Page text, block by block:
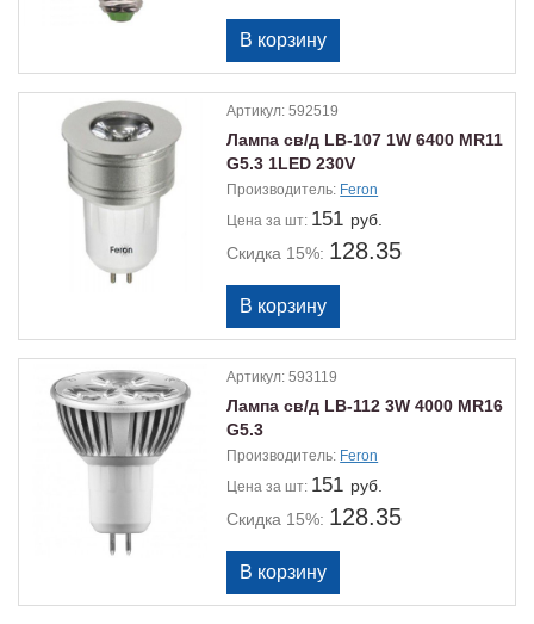
Артикул:592519
Лампа св/д LB-107 1W 6400 MR11
G5.3 1LED 230V
Производитель: Feron
Цена за шт: 151 руб.
Скидка 15%: 128.35
Артикул:593119
Лампа св/д LB-112 3W 4000 MR16
G5.3
Производитель: Feron
Цена за шт: 151 руб.
Скидка 15%: 128.35